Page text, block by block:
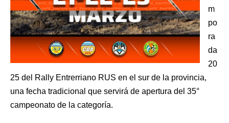
m
po
ra
da
20
25 del Rally Entrerriano RUS en el sur de la provincia,
una fecha tradicional que servirá de apertura del 35°
campeonato de la categoría.